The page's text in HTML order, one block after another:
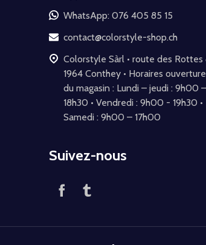
WhatsApp: 076 405 85 15
contact@colorstyle-shop.ch
Colorstyle Sàrl • route des Rottes 8 •
1964 Conthey • Horaires ouverture
du magasin : Lundi – jeudi : 9h00 –
18h30 • Vendredi : 9h00 - 19h30 •
Samedi : 9h00 – 17h00
Suivez-nous